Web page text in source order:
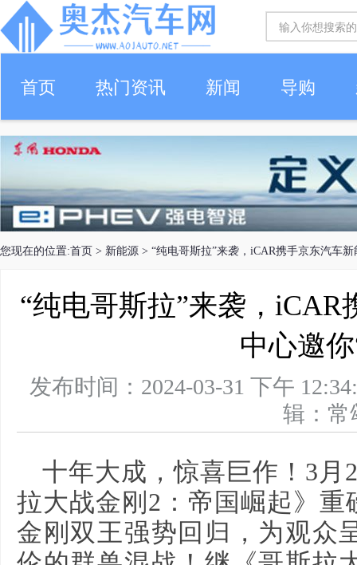
首页 热门资讯 新闻 导购
您现在的位置:首页 > 新能源 > “纯电哥斯拉”来袭，iCAR携手京东汽车
“纯电哥斯拉”来袭，
中心邀
发布时间：2024-03-31 下午
辑：
十年大成，惊喜巨作！3月
拉大战金刚2：帝国崛起》
金刚双王强势回归，为观众